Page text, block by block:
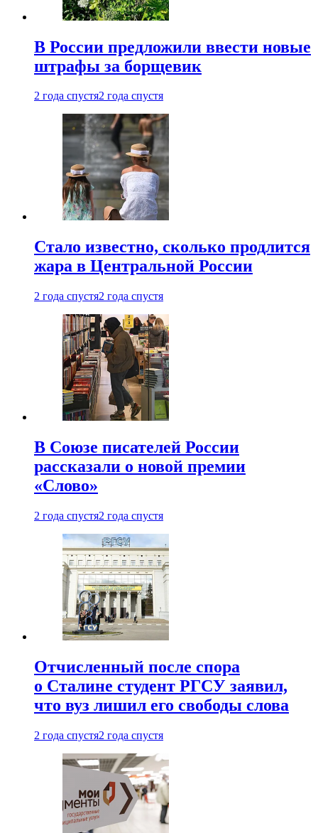
В России предложили ввести новые
штрафы за борщевик
2 года спустя2 года спустя
Стало известно, сколько продлится
жара в Центральной России
2 года спустя2 года спустя
В Союзе писателей России
рассказали о новой премии
«Слово»
2 года спустя2 года спустя
Отчисленный после спора
о Сталине студент РГСУ заявил,
что вуз лишил его свободы слова
2 года спустя2 года спустя